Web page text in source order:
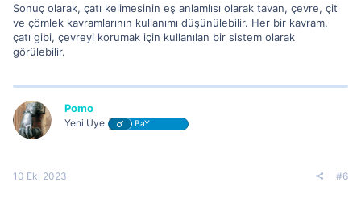
Sonuç olarak, çatı kelimesinin eş anlamlısı olarak tavan, çevre, çit
ve çömlek kavramlarının kullanımı düşünülebilir. Her bir kavram,
çatı gibi, çevreyi korumak için kullanılan bir sistem olarak
görülebilir.
Pomo
Yeni Üye BaY
10 Eki 2023 #6